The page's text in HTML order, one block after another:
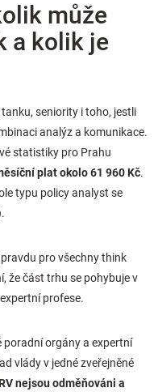
může
a kolik je
seniority i toho, jestli
analýz a komunikace.
statistiky pro Prahu
plat okolo 61 960 Kč.
typu policy analyst se
pro všechny think
že část trhu se pohybuje v
profese.
poradní orgány a expertní
vlády v jedné zveřejněné
nejsou odměňováni a